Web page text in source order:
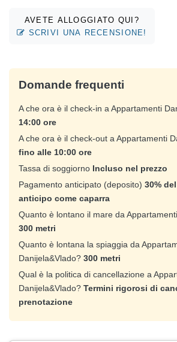
AVETE ALLOGGIATO QUI?
SCRIVI UNA RECENSIONE!
Domande frequenti
A che ora è il check-in a Appartamenti
14:00 ore
A che ora è il check-out a Appartamenti
fino alle 10:00 ore
Tassa di soggiorno Incluso nel prezzo
Pagamento anticipato (deposito) 30%
anticipo come caparra
Quanto è lontano il mare da
300 metri
Quanto è lontana la spiaggia da
Danijela&Vlado? 300 metri
Qual è la politica di cancellazione a
Danijela&Vlado? Termini rigorosi di
prenotazione